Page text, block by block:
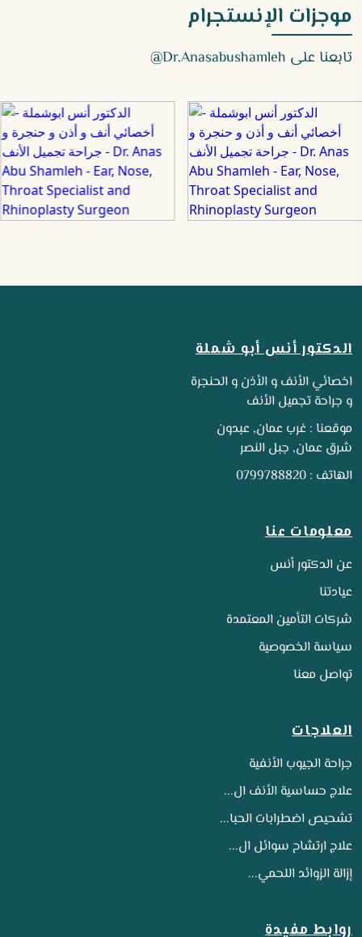
موجزات الإنستجرام
تابعنا على Dr.anasabushamleh@
الدكتور أنس أبو شملة
اخصائي الأنف و الأذن و الحنجرة
و جراحة تجميل الأنف
موقعنا : غرب عمان, عبدون
شرق عمان, جبل النصر
الهاتف : 0799788820
معلومات عنا
عن الدكتور أنس
عيادتنا
شركات التأمين المعتمدة
سياسة الخصوصية
تواصل معنا
العلاجات
جراحة الجيوب الأنفية
علاج حساسية الأنف ال...
تشحيص اضطرابات الحبا...
علاج ارتشاح سوائل ال...
إزالة الزوائد اللحمي...
روابط مفيدة